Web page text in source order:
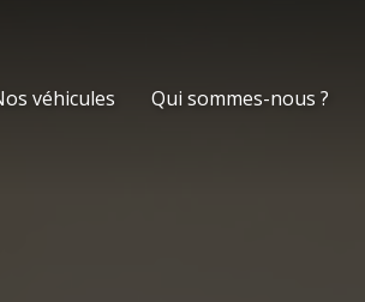
véhicules Qui sommes-nous ?